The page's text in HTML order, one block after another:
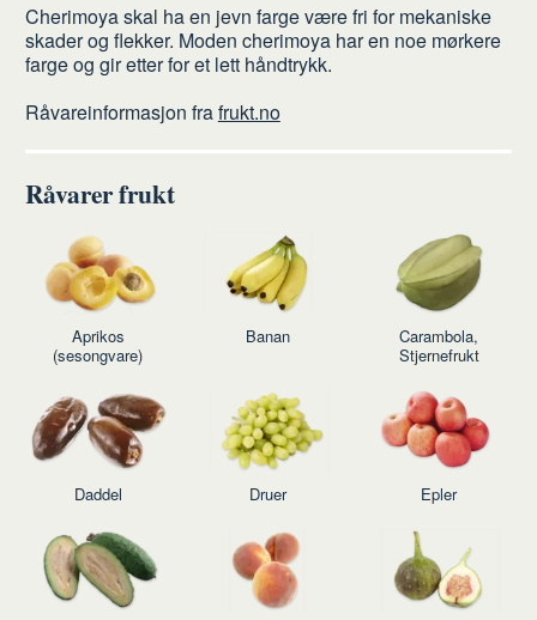
Cherimoya skal ha en jevn farge være fri for mekaniske
skader og flekker. Moden cherimoya har en noe mørkere
farge og gir etter for et lett håndtrykk.
Råvareinformasjon frafrukt.no
Råvarer frukt
Aprikos
(sesongvare)
Banan
Carambola,
Stjernefrukt
Daddel Druer Epler